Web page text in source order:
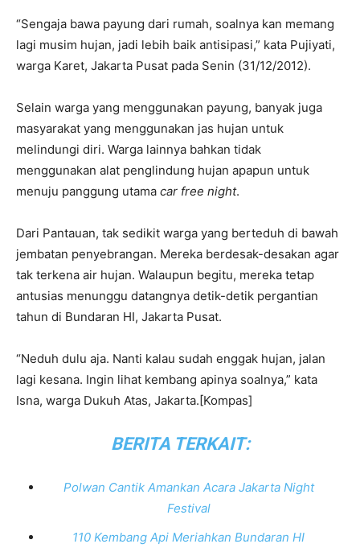
“Sengaja bawa payung dari rumah, soalnya kan memang
lagi musim hujan, jadi lebih baik antisipasi,” kata Pujiyati,
warga Karet, Jakarta Pusat pada Senin (31/12/2012).
Selain warga yang menggunakan payung, banyak juga
masyarakat yang menggunakan jas hujan untuk
melindungi diri. Warga lainnya bahkan tidak
menggunakan alat penglindung hujan apapun untuk
menuju panggung utama car free night.
Dari Pantauan, tak sedikit warga yang berteduh di bawah
jembatan penyebrangan. Mereka berdesak-desakan agar
tak terkena air hujan. Walaupun begitu, mereka tetap
antusias menunggu datangnya detik-detik pergantian
tahun di Bundaran HI, Jakarta Pusat.
“Neduh dulu aja. Nanti kalau sudah enggak hujan, jalan
lagi kesana. Ingin lihat kembang apinya soalnya,” kata
Isna, warga Dukuh Atas, Jakarta.[Kompas]
BERITA TERKAIT:
Polwan Cantik Amankan Acara Jakarta Night
Festival
110 Kembang Api Meriahkan Bundaran HI